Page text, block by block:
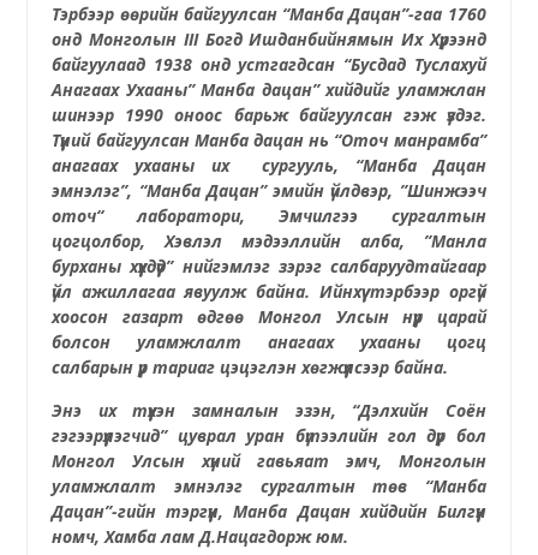
Тэрбээр өөрийн байгуулсан “МанбаДацан”-гаа 1760
ондМонголын III Богд Ишданбийнямын Их Хүрээнд
байгуулаад 1938 онд устгагдсан “Бусдад Туслахуй
Анагаах Ухааны” Манба дацан” хийдийг уламжлан
шинээр 1990 оноос барьж байгуулсан гэж үздэг.
Түүний байгуулсан Манба дацан нь “Оточ манрамба”
анагаах ухааны их сургууль, “МанбаДацан
эмнэлэг”, “МанбаДацан” эмийн үйлдвэр, ”Шинжээч
оточ“ лаборатори, Эмчилгээ сургалтын
цогцолбор, Хэвлэл мэдээллийн алба, ”Манла
бурханы хүүхдүүд” нийгэмлэг зэрэг салбаруудтайгаар
үйл ажиллагаа явуулж байна. Ийнхүү тэрбээр оргүй
хоосон газарт өдгөө Монгол Улсын нүүр царай
болсон уламжлалт анагаах ухааны цогц
салбарын үр тариаг цэцэглэн хөгжүүлсээр байна.
Энэ их түүхэн замналын эзэн, “Дэлхийн Соён
гэгээрүүлэгчид” цуврал уран бүтээлийнгол дүр бол
Монгол Улсын хүний гавьяат эмч, Монголын
уламжлалт эмнэлэг сургалтын төв “Манба
Дацан”-гийн тэргүүн, Манба Дацан хийдийн Билгүүн
номч, Хамба лам Д.Нацагдорж юм.